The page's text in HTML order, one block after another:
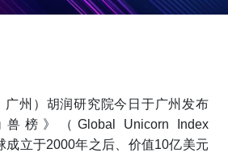
广州）胡润研究院今日于广州发布
兽榜》（Global Unicorn Index
成立于2000年之后、价值10亿美元